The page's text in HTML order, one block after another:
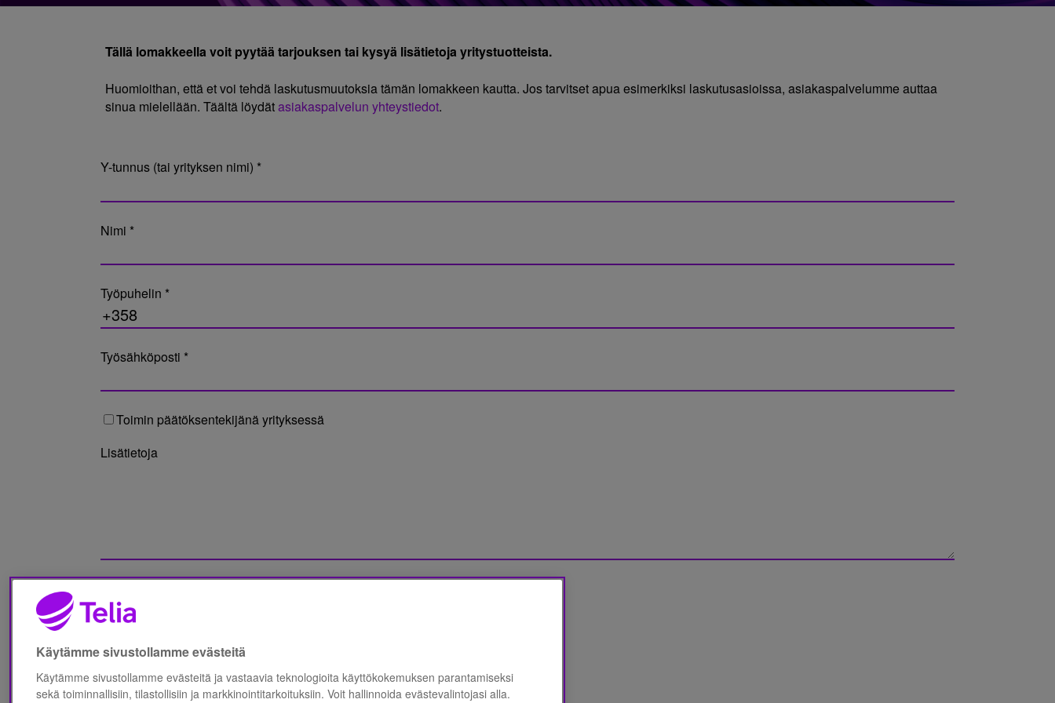
Tällä lomakkeella voit pyytää tarjouksen tai kysyä lisätietoja yritystuotteista.
Huomioithan, että et voi tehdä laskutusmuutoksia tämän lomakkeen kautta. Jos tarvitset apua esimerkiksi laskutusasioissa, asiakaspalvelumme auttaa
sinua mielellään. Täältä löydätasiakaspalvelun yhteystiedot.
Y-tunnus (tai yrityksen nimi) *
Nimi *
Työpuhelin *
Työsähköposti *
Toimin päätöksentekijänä yrityksessä
Lisätietoja
Olen lukenut Telia Finland Oyj:n
Käytämme sivustollamme evästeitä
Käytämme sivustollamme evästeitä ja vastaavia teknologioita käyttökokemuksen parantamiseksi
sekä toiminnallisiin, tilastollisiin ja markkinointitarkoituksiin. Voit hallinnoida evästevalintojasi alla.